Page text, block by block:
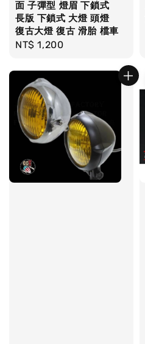
面 子彈型 燈眉 下鎖式
長版 下鎖式 大燈 頭燈
復古大燈 復古 滑胎 檔車
Regular
NT$ 1,200